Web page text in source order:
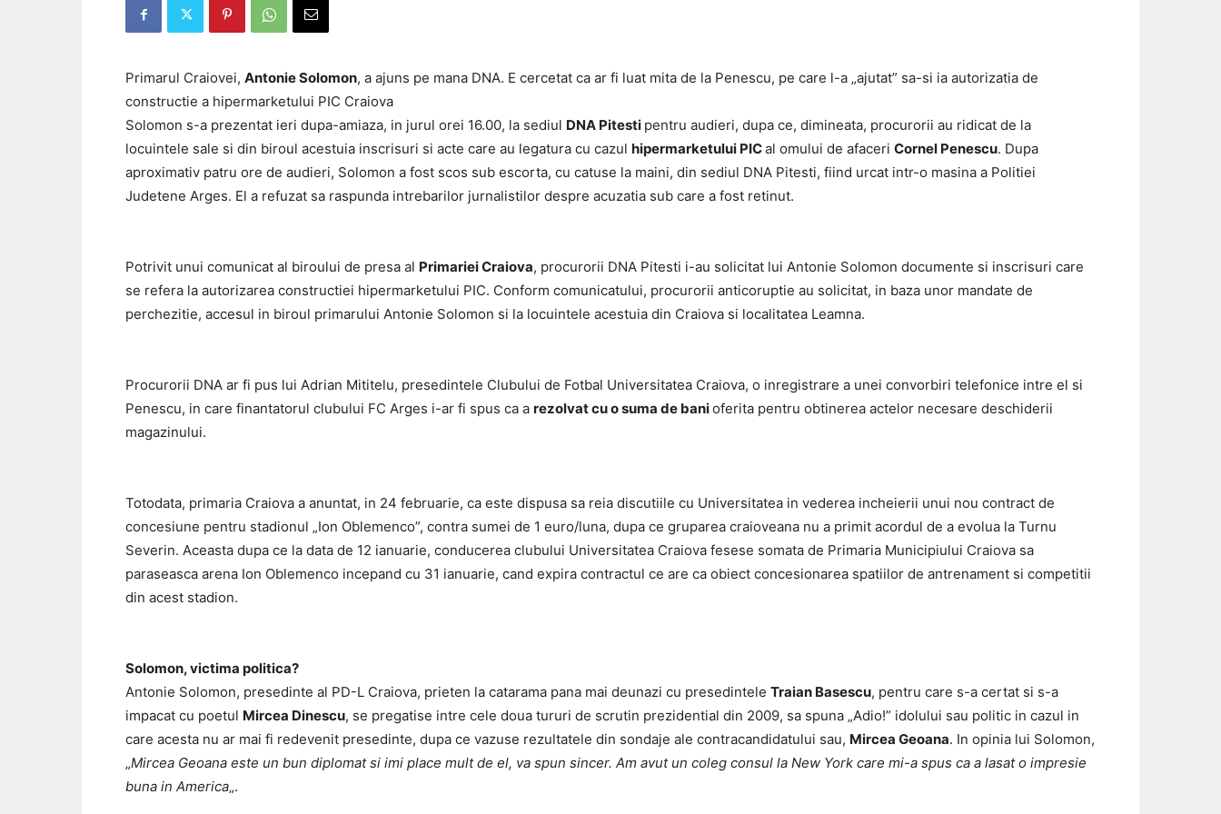
Primarul Craiovei, Antonie Solomon, a ajuns pe mana DNA. E cercetat ca ar fi luat mita de la Penescu, pe care l-a „ajutat” sa-si ia autorizatia de
constructie a hipermarketului PIC Craiova
Solomon s-a prezentat ieri dupa-amiaza, in jurul orei 16.00, la sediul DNA Pitesti pentru audieri, dupa ce, dimineata, procurorii au ridicat de la
locuintele sale si din biroul acestuia inscrisuri si acte care au legatura cu cazul hipermarketului PICal omului de afaceri Cornel Penescu. Dupa
aproximativ patru ore de audieri, Solomon a fost scos sub escorta, cu catuse la maini, din sediul DNA Pitesti, fiind urcat intr-o masina a Politiei
Judetene Arges. El a refuzat sa raspunda intrebarilor jurnalistilor despre acuzatia sub care a fost retinut.
Potrivit unui comunicat al biroului de presa al Primariei Craiova, procurorii DNA Pitesti i-au solicitat lui Antonie Solomon documente si inscrisuri care
se refera la autorizarea constructiei hipermarketului PIC. Conform comunicatului, procurorii anticoruptie au solicitat, in baza unor mandate de
perchezitie, accesul in biroul primarului Antonie Solomon si la locuintele acestuia din Craiova si localitatea Leamna.
Procurorii DNA ar fi pus lui Adrian Mititelu, presedintele Clubului de Fotbal Universitatea Craiova, o inregistrare a unei convorbiri telefonice intre el si
Penescu, in care finantatorul clubului FC Arges i-ar fi spus ca a rezolvat cu o suma de banioferita pentru obtinerea actelor necesare deschiderii
magazinului.
Totodata, primaria Craiova a anuntat, in 24 februarie, ca este dispusa sa reia discutiile cu Universitatea in vederea incheierii unui nou contract de
concesiune pentru stadionul „Ion Oblemenco”, contra sumei de 1 euro/luna, dupa ce gruparea craioveana nu a primit acordul de a evolua la Turnu
Severin. Aceasta dupa ce la data de 12 ianuarie, conducerea clubului Universitatea Craiova fesese somata de Primaria Municipiului Craiova sa
paraseasca arena Ion Oblemenco incepand cu 31 ianuarie, cand expira contractul ce are ca obiect concesionarea spatiilor de antrenament si competitii
din acest stadion.
Solomon, victima politica?
Antonie Solomon, presedinte al PD-L Craiova, prieten la catarama pana mai deunazi cu presedintele Traian Basescu, pentru care s-a certat si s-a
impacat cu poetul Mircea Dinescu, se pregatise intre cele doua tururi de scrutin prezidential din 2009, sa spuna „Adio!” idolului sau politic in cazul in
care acesta nu ar mai fi redevenit presedinte, dupa ce vazuse rezultatele din sondaje ale contracandidatului sau, Mircea Geoana. In opinia lui Solomon,
„Mircea Geoana este un bun diplomat si imi place mult de el, va spun sincer. Am avut un coleg consul la New York care mi-a spus ca a lasat o impresie
buna in America„.